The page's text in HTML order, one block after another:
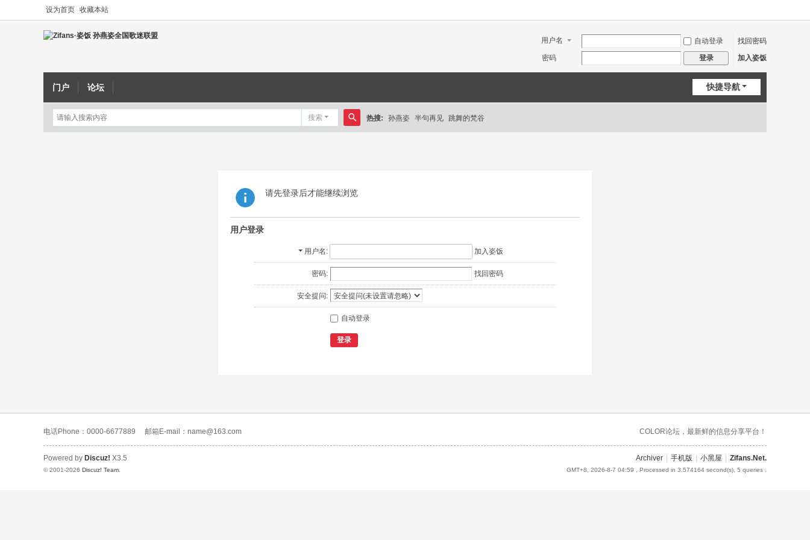
设为首页 收藏本站
用户名 自动登录
找回密码
密码
登录 加入姿饭
快捷导航
门户 论坛
搜索
搜
热搜: 孙燕姿 半句再见 跳舞的梵谷
请先登录后才能继续浏览
用户登录
用户名 加入姿饭
密码: 找回密码
安全提问:
自动登录
登录
电话Phone：0000-6677889 邮箱E-mail：name@163.com COLOR论坛，最新鲜的信息分享平台！
Archiver 手机版 小黑屋 Zifans.Net.
GMT+8, 2026-8-7 04:59 , Processed in 3.574164 second(s), 5 queries .
Powered by Discuz! X3.5
© 2001-2026 Discuz! Team